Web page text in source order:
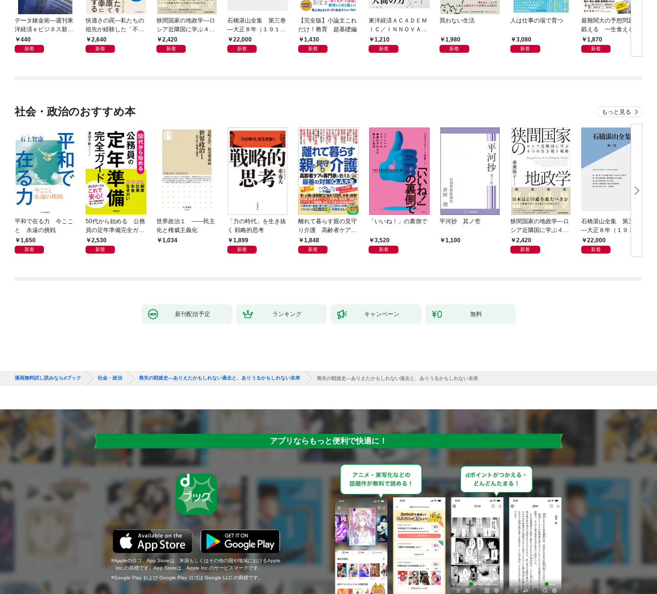
データ錬金術―週刊東
洋経済ｅビジネス新書
Ｎo.493
440
新着
快適さの罠―私たちの
祖先が経験した「不快
さ」が人生を充実させ
る
2,640
新着
狭間国家の地政学―ロ
シア近隣国に学ぶ４つ
の生き残り戦略
2,420
新着
石橋湛山全集 第三巻
―大正８年（１９１
９）－大正９年（１９
２０）
22,000
新着
【完全版】小論文これ
だけ！教育 超基礎編
1,430
新着
東洋経済ＡＣＡＤＥＭ
ＩＣ／ＩＮＮＯＶＡＴ
ＩＶＥ 次代の教育・
研究・ビジネスモデル
1,210
新着
買わない生活
1,980
新着
人は仕事の場で育つ
3,080
新着
最難関大の予想問題で
鍛える 一生食える地
頭力1,870
新着
社会・政治のおすすめ本 もっと見る
平和で在る力 今ここ
と 永遠の挑戦
1,650
新着
50代から始める 公務
員の定年準備完全ガイ
ド2,530
新着
世界政治１ ――民主
化と権威主義化
1,034
「力の時代」を生き抜
く 戦略的思考
1,899
新着
離れて暮らす親の見守
り介護 高齢者ケアの
専門家が教える最善の
対策Q＆A大全
1,848
新着
「いいね！」の裏側で
3,520
新着
平河抄 其ノ壱
1,100
狭間国家の地政学―ロ
シア近隣国に学ぶ４つ
の生き残り戦略
2,420
新着
石橋湛山全集 第三巻
―大正８年（１９１
９）－大正９年（１９
２０）
22,000
新着
新刊配信予定 ランキング キャンペーン 無料
漫画無料試し読みならdブック 社会・政治 喪失の戦後史―ありえたかもしれない過去と、ありうるかもしれない未来 喪失の戦後史―ありえたかもしれない過去と、ありうるかもしれない未来
アプリならもっと便利で快適に！
Appleのロゴ、App Storeは、米国もしくはその他の国や地域におけるApple
Inc.の商標です。App Storeは、Apple Inc.のサービスマークです。
Google Play および Google Play ロゴは Google LLC の商標です。